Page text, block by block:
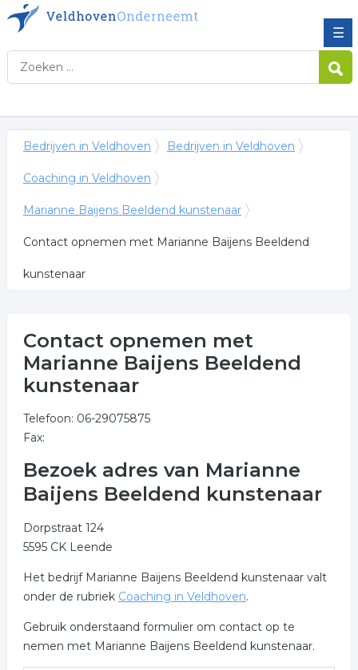
☰
Bedrijven in Veldhoven Bedrijven in Veldhoven
Coaching in Veldhoven
Marianne Baijens Beeldend kunstenaar
Contact opnemen met Marianne Baijens Beeldend
kunstenaar
Contact opnemen met
Marianne Baijens Beeldend
kunstenaar
Telefoon: 06-29075875
Fax:
Bezoek adres van Marianne
Baijens Beeldend kunstenaar
Dorpstraat 124
5595 CK Leende
Het bedrijf Marianne Baijens Beeldend kunstenaar valt
onder de rubriek Coaching in Veldhoven.
Gebruik onderstaand formulier om contact op te
nemen met Marianne Baijens Beeldend kunstenaar.